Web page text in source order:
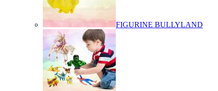
FIGURINE BULLYLAND